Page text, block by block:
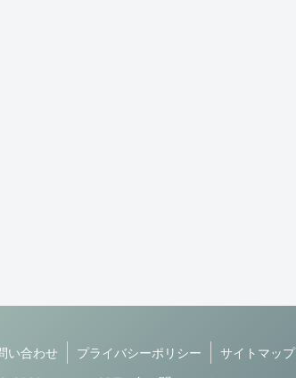
い合わせ プライバシーポリシー
サイトマップ